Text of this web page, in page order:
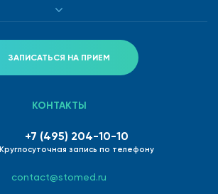
ЗАПИСАТЬСЯ НА ПРИЕМ
КОНТАКТЫ
+7 (495) 204-10-10
Круглосуточная запись по телефону
contact@stomed.ru